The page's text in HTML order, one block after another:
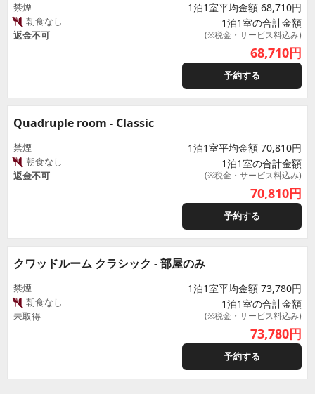
禁煙
朝食なし
返金不可
1泊1室平均金額 68,710円
1泊1室の合計金額
(※税金・サービス料込み)
68,710円
予約する
Quadruple room - Classic
禁煙
朝食なし
返金不可
1泊1室平均金額 70,810円
1泊1室の合計金額
(※税金・サービス料込み)
70,810円
予約する
クワッドルーム クラシック - 部屋のみ
禁煙
朝食なし
未取得
1泊1室平均金額 73,780円
1泊1室の合計金額
(※税金・サービス料込み)
73,780円
予約する